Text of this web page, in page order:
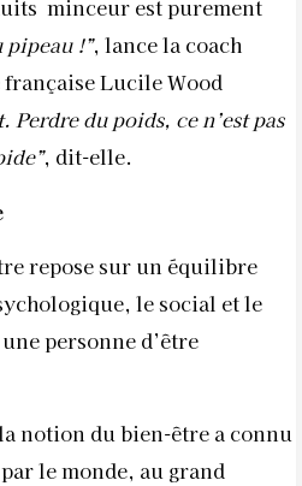
minceur est purement
pipeau !”, lance la coach
Lucile Wood
Perdre du poids, ce n’est pas
, dit-elle.
repose sur un équilibre
le social et le
personne d’être
notion du bien-être a connu
le monde, au grand